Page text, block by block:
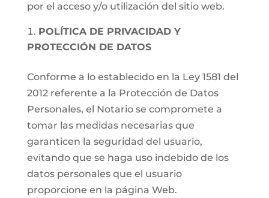
por el acceso y/o utilización del sitio web.
POLÍTICA DE PRIVACIDAD Y
PROTECCIÓN DE DATOS
Conforme a lo establecido en la Ley 1581 del
2012 referente a la Protección de Datos
Personales, el Notario se compromete a
tomar las medidas necesarias que
garanticen la seguridad del usuario,
evitando que se haga uso indebido de los
datos personales que el usuario
proporcione en la página Web.